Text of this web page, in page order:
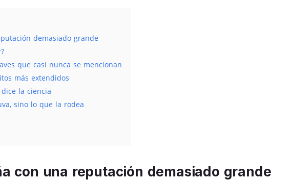
demasiado grande
que casi nunca se mencionan
más extendidos
la ciencia
sino lo que la rodea
con una reputación demasiado grande